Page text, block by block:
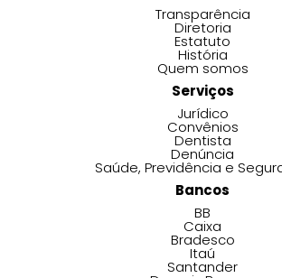
Transparência
Diretoria
Estatuto
História
Quem somos
Serviços
Jurídico
Convênios
Dentista
Denúncia
Saúde, Previdência e
Bancos
BB
Caixa
Bradesco
Itaú
Santander